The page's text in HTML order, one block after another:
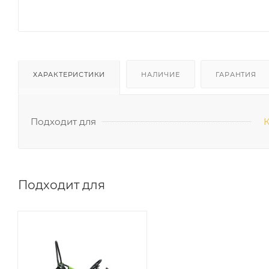
ХАРАКТЕРИСТИКИ НАЛИЧИЕ ГАРАНТИЯ
Подходит для
Подходит для